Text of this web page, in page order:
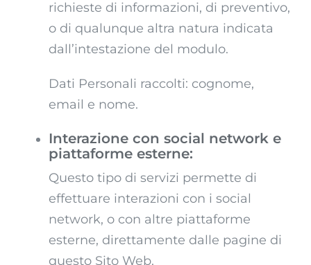
richieste di informazioni, di preventivo,
o di qualunque altra natura indicata
dall’intestazione del modulo.
Dati Personali raccolti: cognome,
email e nome.
Interazione con social network e
piattaforme esterne:
Questo tipo di servizi permette di
effettuare interazioni con i social
network, o con altre piattaforme
esterne, direttamente dalle pagine di
questo Sito Web.